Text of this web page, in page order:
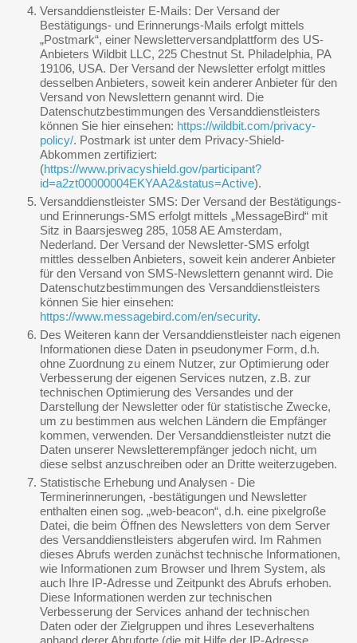
Versanddienstleister E-Mails: Der Versand der
Bestätigungs- und Erinnerungs-Mails erfolgt mittels
„Postmark“, einer Newsletterversandplattform des US-
Anbieters Wildbit LLC, 225 Chestnut St. Philadelphia, PA
19106, USA. Der Versand der Newsletter erfolgt mittles
desselben Anbieters, soweit kein anderer Anbieter für den
Versand von Newslettern genannt wird. Die
Datenschutzbestimmungen des Versanddienstleisters
können Sie hier einsehen: https://wildbit.com/privacy-
policy/. Postmark ist unter dem Privacy-Shield-
Abkommen zertifiziert:
(https://www.privacyshield.gov/participant?
id=a2zt00000004EKYAA2&status=Active).
Versanddienstleister SMS: Der Versand der Bestätigungs-
und Erinnerungs-SMS erfolgt mittels „MessageBird“ mit
Sitz in Baarsjesweg 285, 1058 AE Amsterdam,
Nederland. Der Versand der Newsletter-SMS erfolgt
mittles desselben Anbieters, soweit kein anderer Anbieter
für den Versand von SMS-Newslettern genannt wird. Die
Datenschutzbestimmungen des Versanddienstleisters
können Sie hier einsehen:
https://www.messagebird.com/en/security.
Des Weiteren kann der Versanddienstleister nach eigenen
Informationen diese Daten in pseudonymer Form, d.h.
ohne Zuordnung zu einem Nutzer, zur Optimierung oder
Verbesserung der eigenen Services nutzen, z.B. zur
technischen Optimierung des Versandes und der
Darstellung der Newsletter oder für statistische Zwecke,
um zu bestimmen aus welchen Ländern die Empfänger
kommen, verwenden. Der Versanddienstleister nutzt die
Daten unserer Newsletterempfänger jedoch nicht, um
diese selbst anzuschreiben oder an Dritte weiterzugeben.
Statistische Erhebung und Analysen - Die
Terminerinnerungen, -bestätigungen und Newsletter
enthalten einen sog. „web-beacon“, d.h. eine pixelgroße
Datei, die beim Öffnen des Newsletters von dem Server
des Versanddienstleisters abgerufen wird. Im Rahmen
dieses Abrufs werden zunächst technische Informationen,
wie Informationen zum Browser und Ihrem System, als
auch Ihre IP-Adresse und Zeitpunkt des Abrufs erhoben.
Diese Informationen werden zur technischen
Verbesserung der Services anhand der technischen
Daten oder der Zielgruppen und ihres Leseverhaltens
anhand derer Abruforte (die mit Hilfe der IP-Adresse